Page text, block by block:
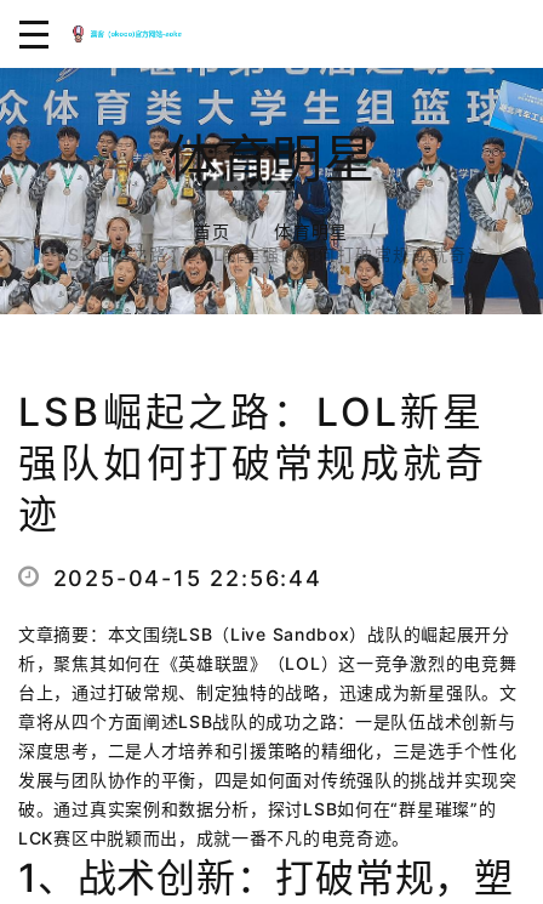
体育明星
首页
体育明星
LSB崛起之路：LOL新星强队如何打破常规成就奇迹
LSB崛起之路：LOL新星
强队如何打破常规成就奇
迹
2025-04-15 22:56:44
文章摘要：本文围绕LSB（Live Sandbox）战队的崛起展开分
析，聚焦其如何在《英雄联盟》（LOL）这一竞争激烈的电竞舞
台上，通过打破常规、制定独特的战略，迅速成为新星强队。文
章将从四个方面阐述LSB战队的成功之路：一是队伍战术创新与
深度思考，二是人才培养和引援策略的精细化，三是选手个性化
发展与团队协作的平衡，四是如何面对传统强队的挑战并实现突
破。通过真实案例和数据分析，探讨LSB如何在“群星璀璨”的
LCK赛区中脱颖而出，成就一番不凡的电竞奇迹。
1、战术创新：打破常规，塑